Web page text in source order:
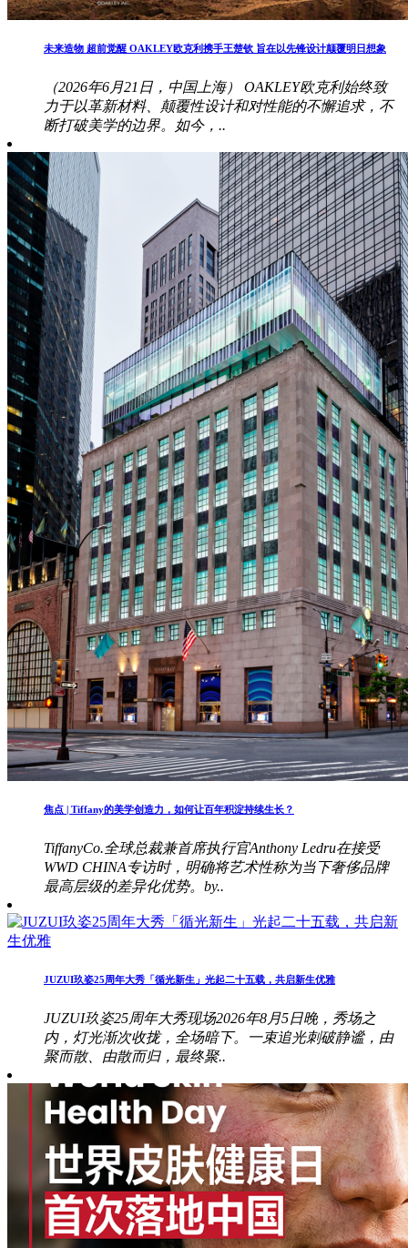
未来造物 超前觉醒 OAKLEY欧克利携手王楚钦 旨在以先锋设计颠覆明日想象
（2026年6月21日，中国上海） OAKLEY欧克利始终致
力于以革新材料、颠覆性设计和对性能的不懈追求，不
断打破美学的边界。如今，..
焦点 | Tiffany的美学创造力，如何让百年积淀持续生长？
TiffanyCo.全球总裁兼首席执行官Anthony Ledru在接受
WWD CHINA专访时，明确将艺术性称为当下奢侈品牌
最高层级的差异化优势。by..
JUZUI玖姿25周年大秀「循光新生」光起二十五载，共启新生优雅
JUZUI玖姿25周年大秀现场2026年8月5日晚，秀场之
内，灯光渐次收拢，全场暗下。一束追光刺破静谧，由
聚而散、由散而归，最终聚..